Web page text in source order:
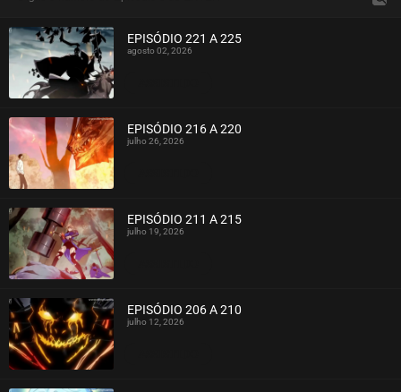
EPISÓDIO 221 A 225
agosto 02, 2026
EPISÓDIO 216 A 220
julho 26, 2026
EPISÓDIO 211 A 215
julho 19, 2026
EPISÓDIO 206 A 210
julho 12, 2026